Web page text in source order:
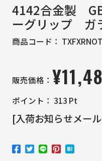
4142合金製
ーグリップ ガ
商品コード：
販売価格： ¥
ポイント： 313 Pt
[入荷お知らせメー